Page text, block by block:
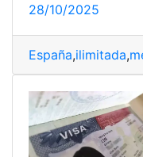
28/10/2025
España,ilimitada,